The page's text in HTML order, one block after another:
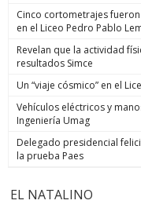
Cinco cortometrajes
en el Liceo Pedro Pablo
Revelan que la actividad
resultados Simce
Un “viaje cósmico” en el
Vehículos eléctricos y
Ingeniería Umag
Delegado presidencial
la prueba Paes
EL NATALINO